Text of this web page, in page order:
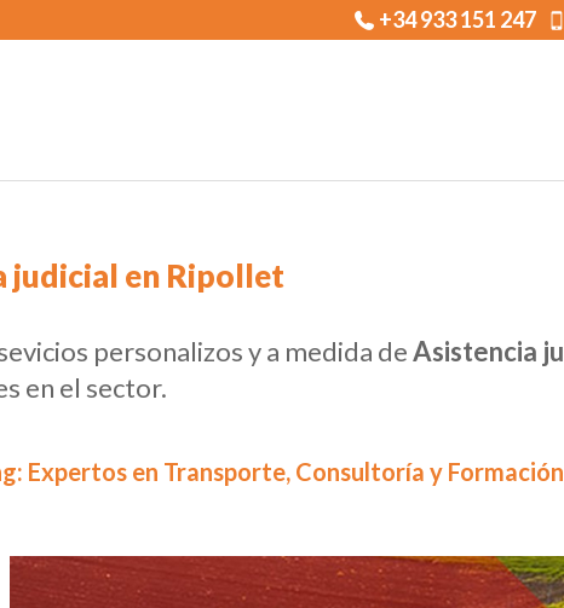
+34 933 151 247
judicial en Ripollet
personalizos y a medida deAsistencia
en el sector.
Expertos en Transporte, Consultoría y